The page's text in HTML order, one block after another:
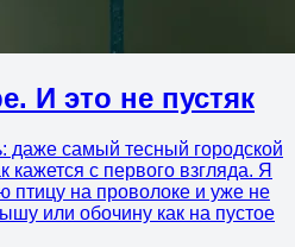
И это не пустяк
даже самый тесный городской
кажется с первого взгляда. Я
птицу на проволоке и уже не
или обочину как на пустое